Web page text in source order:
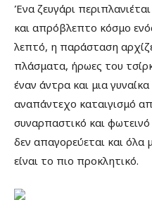
Ένα ζευγάρι
και απρόβλεπτο κόσμο
λεπτό, η παράσταση
πλάσματα, ήρωες του
έναν άντρα και μια
αναπάντεχο καταιγισμό
συναρπαστικό και
δεν απαγορεύεται και όλα
είναι το πιο προκλητικό.